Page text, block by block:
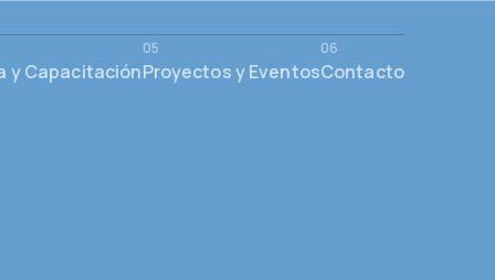
y CapacitaciónProyectos y EventosContacto